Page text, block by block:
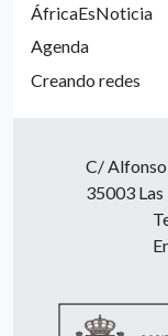
ÁfricaEsNoticia
Agenda
Creando redes
C/
35003 Las